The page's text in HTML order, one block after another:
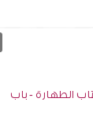
الطهارة - باب